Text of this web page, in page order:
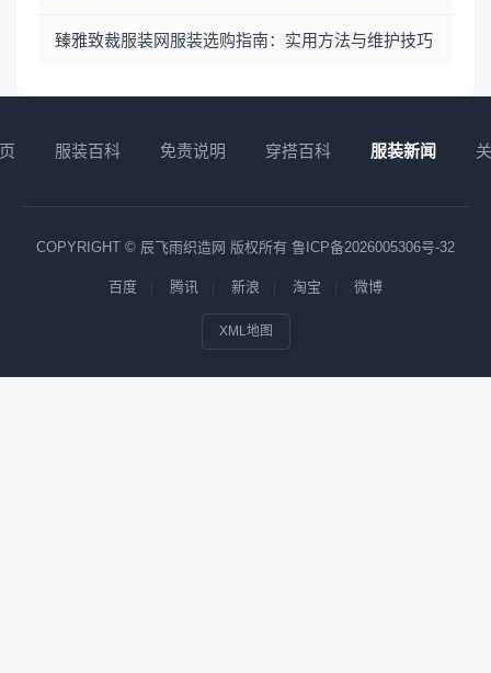
臻雅致裁服装网服装选购指南：实用方法与维护技巧
服装百科 免责说明 穿搭百科 服装新闻
COPYRIGHT © 辰飞雨织造网 版权所有 鲁ICP备2026005306号-32
百度 腾讯 新浪 淘宝 微博
XML地图